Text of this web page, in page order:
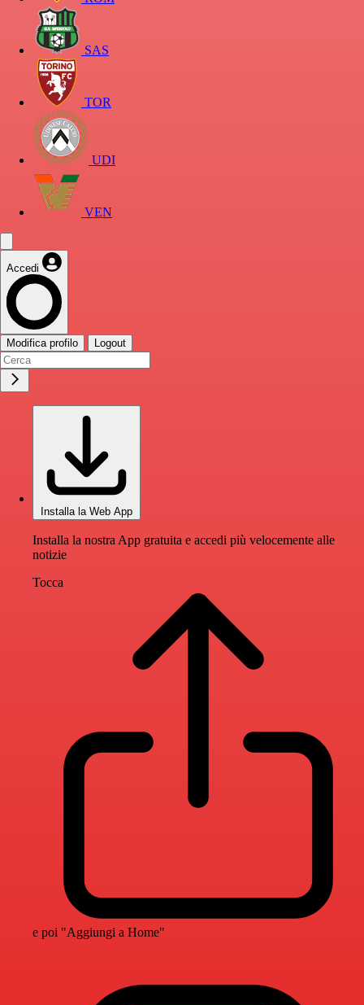
SAS
TOR
UDI
VEN
Accedi
Modifica profilo Logout
Installa la Web App
Installa la nostra App gratuita e accedi più velocemente alle
notizie
Tocca
e poi "Aggiungi a Home"